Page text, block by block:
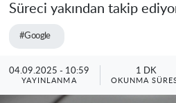
Süreci yakından takip
#Google
04.09.2025 - 10:59
YAYINLANMA
1 DK
OKUNMA